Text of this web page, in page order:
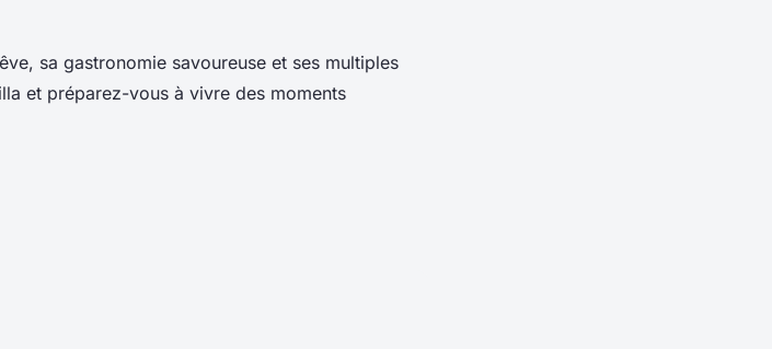
sa gastronomie savoureuse et ses multiples
et préparez-vous à vivre des moments